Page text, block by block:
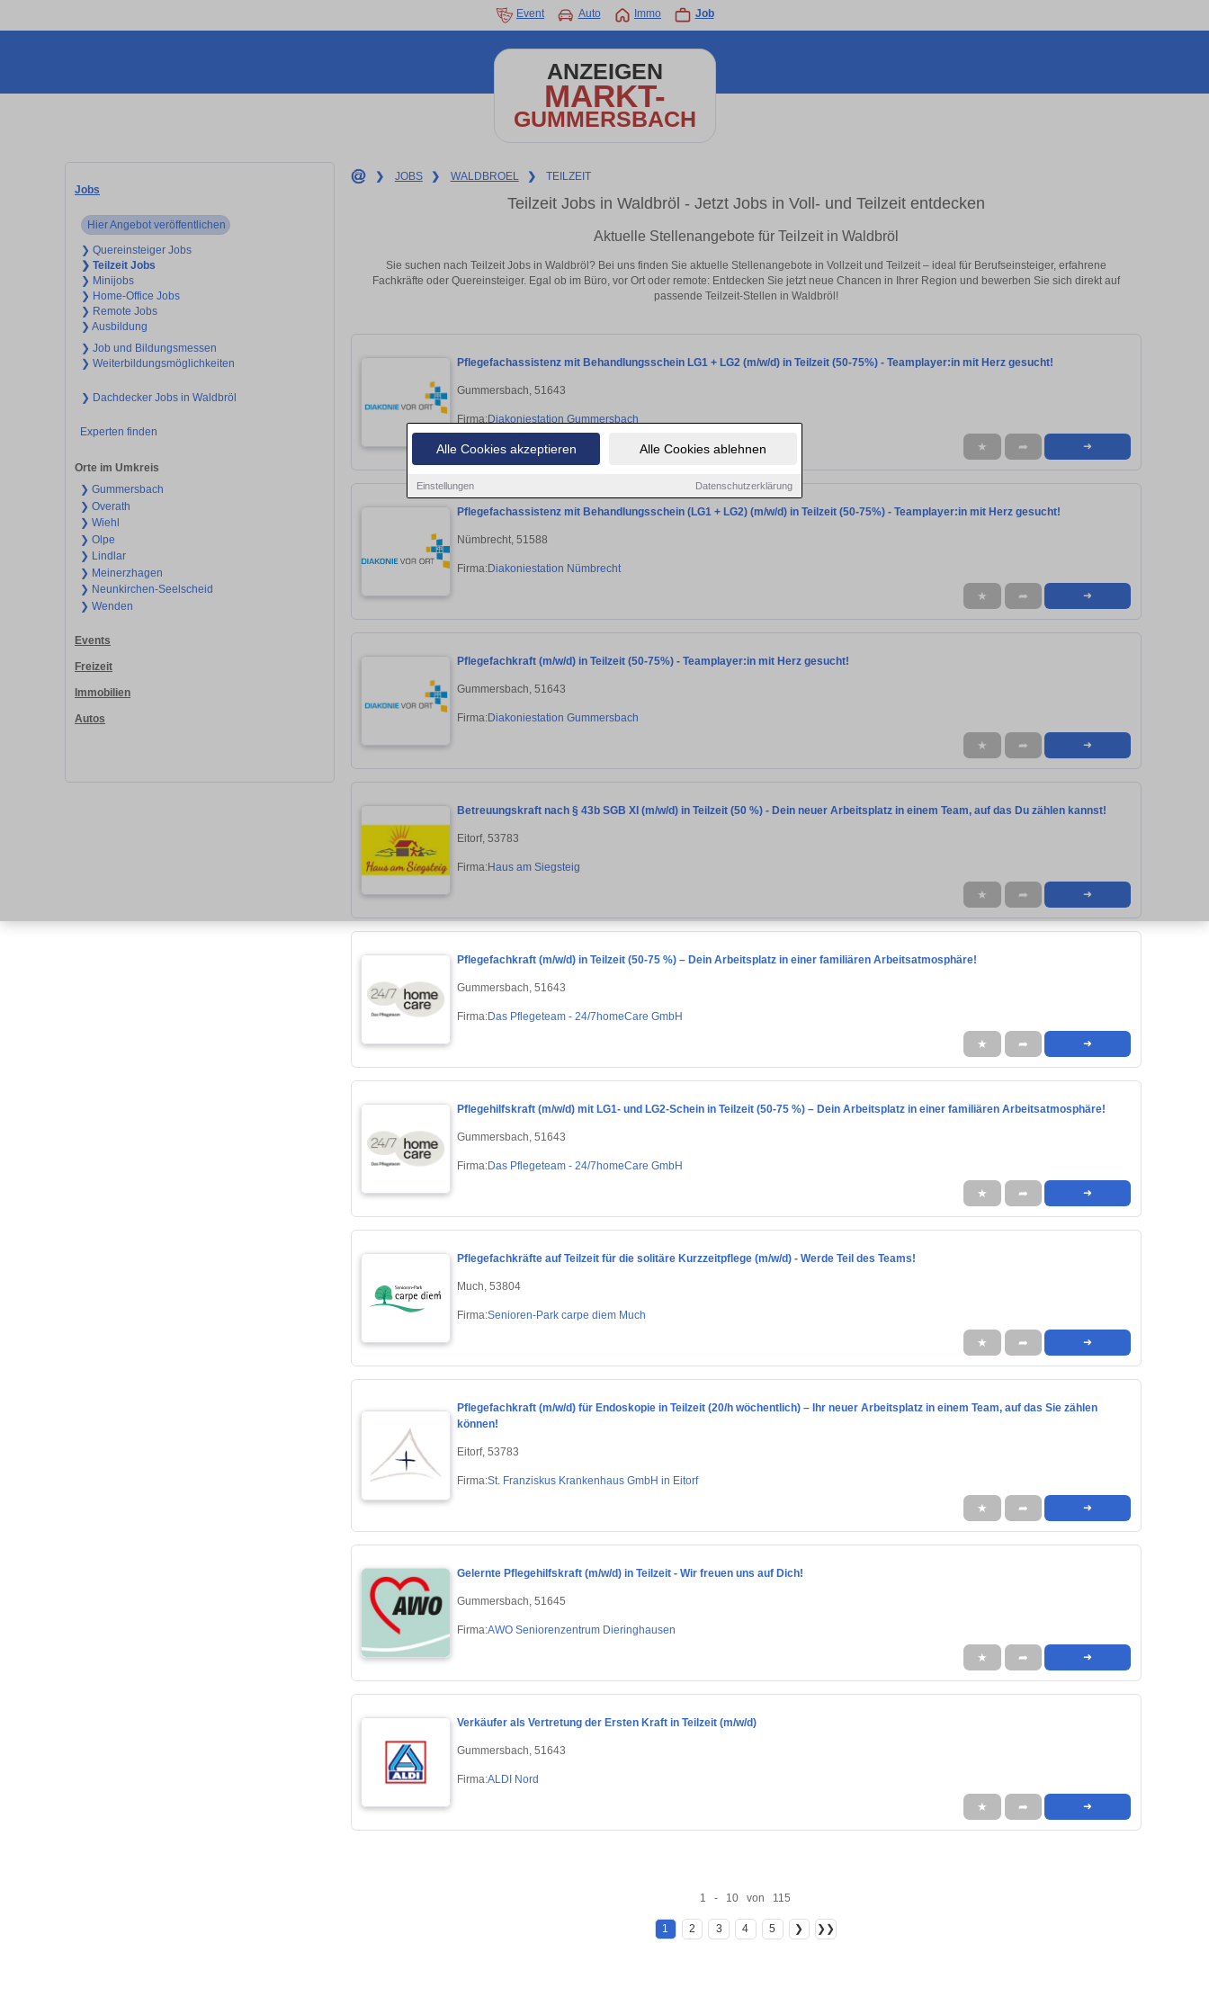
Alle Cookies akzeptieren Alle Cookies ablehnen
Einstellungen Datenschutzerklärung
Event Auto Immo Job
ANZEIGEN
MARKT-
GUMMERSBACH
Jobs
Hier Angebot veröffentlichen
❯ Quereinsteiger Jobs
❯ Teilzeit Jobs
❯ Minijobs
❯ Home-Office Jobs
❯ Remote Jobs
❯ Ausbildung
❯ Job und Bildungsmessen
❯ Weiterbildungsmöglichkeiten
❯ Dachdecker Jobs in Waldbröl
Experten finden
Orte im Umkreis
❯ Gummersbach
❯ Overath
❯ Wiehl
❯ Olpe
❯ Lindlar
❯ Meinerzhagen
❯ Neunkirchen-Seelscheid
❯ Wenden
Events
Freizeit
Immobilien
Autos
❯ JOBS ❯ WALDBROEL ❯ TEILZEIT
Teilzeit Jobs in Waldbröl - Jetzt Jobs in Voll- und Teilzeit entdecken
Aktuelle Stellenangebote für Teilzeit in Waldbröl
Sie suchen nach Teilzeit Jobs in Waldbröl? Bei uns finden Sie aktuelle Stellenangebote in Vollzeit und Teilzeit – ideal für Berufseinsteiger, erfahrene
Fachkräfte oder Quereinsteiger. Egal ob im Büro, vor Ort oder remote: Entdecken Sie jetzt neue Chancen in Ihrer Region und bewerben Sie sich direkt auf
passende Teilzeit-Stellen in Waldbröl!
Pflegefachassistenz mit Behandlungsschein LG1 + LG2 (m/w/d) in Teilzeit (50-75%) - Teamplayer:in mit Herz gesucht!
Gummersbach, 51643
Firma:Diakoniestation Gummersbach
★ ➦ ➜
Pflegefachassistenz mit Behandlungsschein (LG1 + LG2) (m/w/d) in Teilzeit (50-75%) - Teamplayer:in mit Herz gesucht!
Nümbrecht, 51588
Firma:Diakoniestation Nümbrecht
★ ➦ ➜
Pflegefachkraft (m/w/d) in Teilzeit (50-75%) - Teamplayer:in mit Herz gesucht!
Gummersbach, 51643
Firma:Diakoniestation Gummersbach
★ ➦ ➜
Betreuungskraft nach § 43b SGB XI (m/w/d) in Teilzeit (50 %) - Dein neuer Arbeitsplatz in einem Team, auf das Du zählen kannst!
Eitorf, 53783
Firma:Haus am Siegsteig
★ ➦ ➜
Pflegefachkraft (m/w/d) in Teilzeit (50-75 %) – Dein Arbeitsplatz in einer familiären Arbeitsatmosphäre!
Gummersbach, 51643
Firma:Das Pflegeteam - 24/7homeCare GmbH
★ ➦ ➜
Pflegehilfskraft (m/w/d) mit LG1- und LG2-Schein in Teilzeit (50-75 %) – Dein Arbeitsplatz in einer familiären Arbeitsatmosphäre!
Gummersbach, 51643
Firma:Das Pflegeteam - 24/7homeCare GmbH
★ ➦ ➜
Pflegefachkräfte auf Teilzeit für die solitäre Kurzzeitpflege (m/w/d) - Werde Teil des Teams!
Much, 53804
Firma:Senioren-Park carpe diem Much
★ ➦ ➜
Pflegefachkraft (m/w/d) für Endoskopie in Teilzeit (20/h wöchentlich) – Ihr neuer Arbeitsplatz in einem Team, auf das Sie zählen
können!
Eitorf, 53783
Firma:St. Franziskus Krankenhaus GmbH in Eitorf
★ ➦ ➜
Gelernte Pflegehilfskraft (m/w/d) in Teilzeit - Wir freuen uns auf Dich!
Gummersbach, 51645
Firma:AWO Seniorenzentrum Dieringhausen
★ ➦ ➜
Verkäufer als Vertretung der Ersten Kraft in Teilzeit (m/w/d)
Gummersbach, 51643
Firma:ALDI Nord
★ ➦ ➜
1 - 10 von 115
1 2 3 4 5 ❯ ❯❯